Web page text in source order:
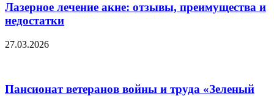
Лазерное лечение акне: отзывы, преимущества и
недостатки
27.03.2026
Пансионат ветеранов войны и труда «Зеленый